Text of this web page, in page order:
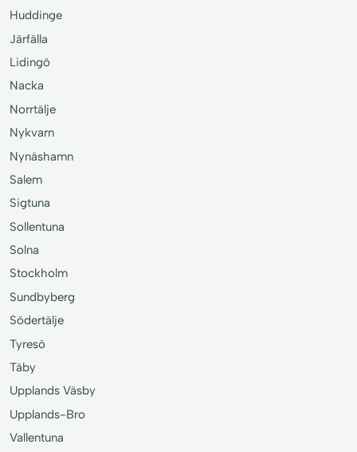
Huddinge
Järfälla
Lidingö
Nacka
Norrtälje
Nykvarn
Nynäshamn
Salem
Sigtuna
Sollentuna
Solna
Stockholm
Sundbyberg
Södertälje
Tyresö
Täby
Upplands Väsby
Upplands-Bro
Vallentuna